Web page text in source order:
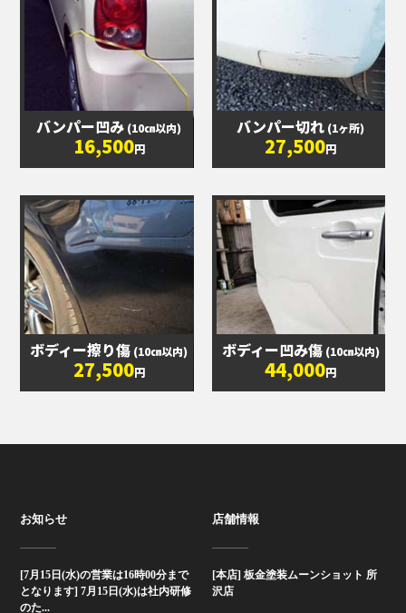
バンパー凹み (10㎝以内)
16,500円
バンパー切れ (1ヶ所)
27,500円
ボディー擦り傷 (10㎝以内)
27,500円
ボディー凹み傷 (10㎝以内)
44,000円
お知らせ
[7月15日(水)の営業は16時00分まで
となります] 7月15日(水)は社内研修
のた...
店舗情報
[本店] 板金塗装ムーンショット 所
沢店